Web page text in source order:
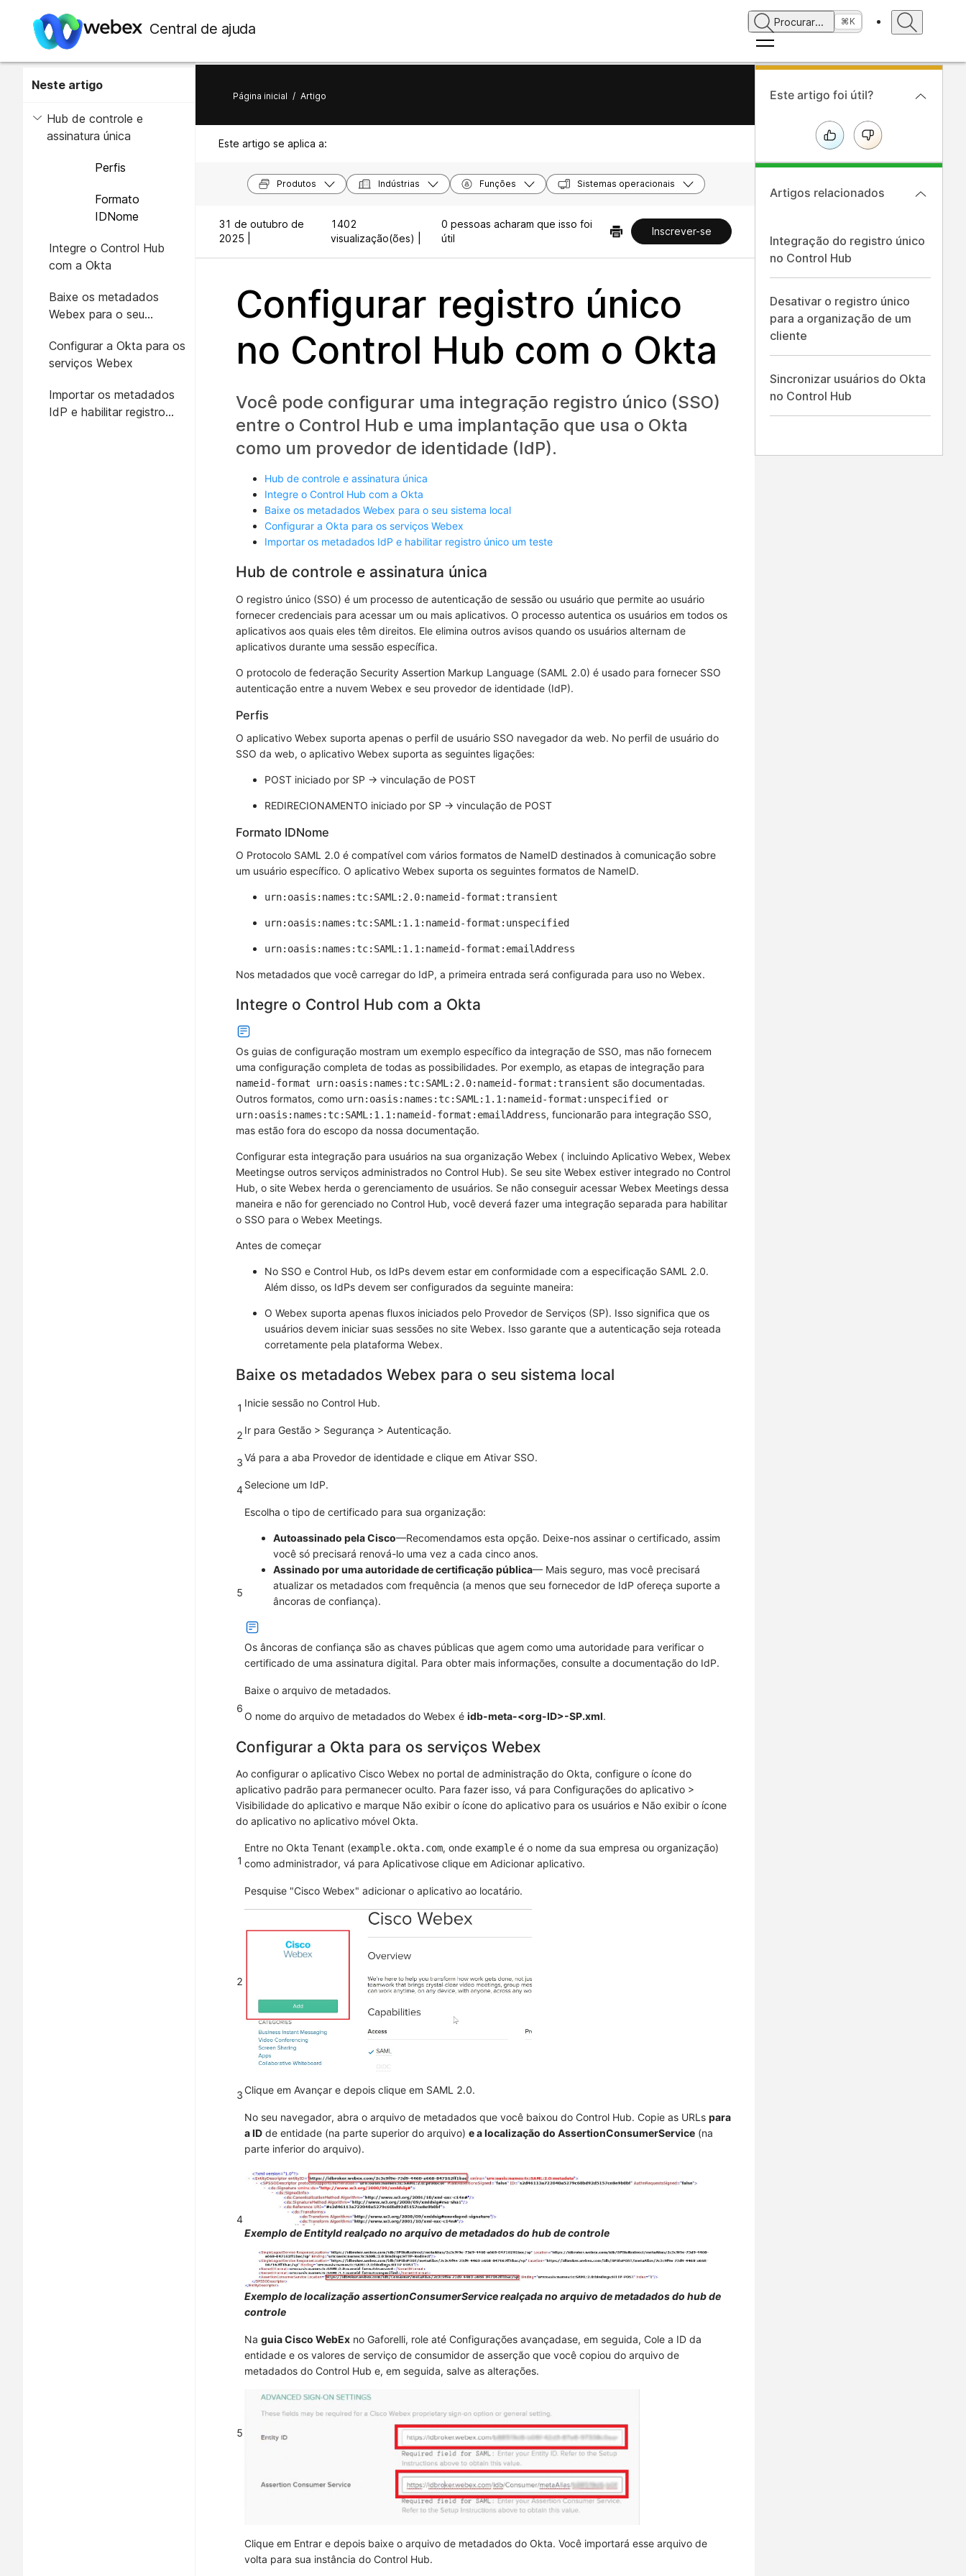
Central de ajuda Procurar... ⌘K
Neste artigo
Hub de controle e
assinatura única
Perfis
Formato
IDNome
Integre o Control Hub
com a Okta
Baixe os metadados
Webex para o seu
Configurar a Okta para os
serviços Webex
Importar os metadados
IdP e habilitar registro
Página inicial / Artigo
Este artigo se aplica a:
Produtos Indústrias Funções Sistemas operacionais
31 de outubro de
2025 |
1402
visualização(ões) |
0 pessoas acharam que isso foi
útil
Inscrever-se
Configurar registro único
no Control Hub com o Okta
Você pode configurar uma integração registro único (SSO)
entre o Control Hub e uma implantação que usa o Okta
como um provedor de identidade (IdP).
Hub de controle e assinatura única
Integre o Control Hub com a Okta
Baixe os metadados Webex para o seu sistema local
Configurar a Okta para os serviços Webex
Importar os metadados IdP e habilitar registro único um teste
Hub de controle e assinatura única
O registro único (SSO) é um processo de autenticação de sessão ou usuário que permite ao usuário
fornecer credenciais para acessar um ou mais aplicativos. O processo autentica os usuários em todos os
aplicativos aos quais eles têm direitos. Ele elimina outros avisos quando os usuários alternam de
aplicativos durante uma sessão específica.
O protocolo de federação Security Assertion Markup Language (SAML 2.0) é usado para fornecer SSO
autenticação entre a nuvem Webex e seu provedor de identidade (IdP).
Perfis
O aplicativo Webex suporta apenas o perfil de usuário SSO navegador da web. No perfil de usuário do
SSO da web, o aplicativo Webex suporta as seguintes ligações:
POST iniciado por SP -> vinculação de POST
REDIRECIONAMENTO iniciado por SP -> vinculação de POST
Formato IDNome
O Protocolo SAML 2.0 é compatível com vários formatos de NameID destinados à comunicação sobre
um usuário específico. O aplicativo Webex suporta os seguintes formatos de NameID.
urn:oasis:names:tc:SAML:2.0:nameid-format:transient
urn:oasis:names:tc:SAML:1.1:nameid-format:unspecified
urn:oasis:names:tc:SAML:1.1:nameid-format:emailAddress
Nos metadados que você carregar do IdP, a primeira entrada será configurada para uso no Webex.
Integre o Control Hub com a Okta
Os guias de configuração mostram um exemplo específico da integração de SSO, mas não fornecem
uma configuração completa de todas as possibilidades. Por exemplo, as etapas de integração para
nameid-format urn:oasis:names:tc:SAML:2.0:nameid-format:transient são documentadas.
Outros formatos, como urn:oasis:names:tc:SAML:1.1:nameid-format:unspecified or
urn:oasis:names:tc:SAML:1.1:nameid-format:emailAddress, funcionarão para integração SSO,
mas estão fora do escopo da nossa documentação.
Configurar esta integração para usuários na sua organização Webex ( incluindo Aplicativo Webex, Webex
Meetingse outros serviços administrados no Control Hub). Se seu site Webex estiver integrado no Control
Hub, o site Webex herda o gerenciamento de usuários. Se não conseguir acessar Webex Meetings dessa
maneira e não for gerenciado no Control Hub, você deverá fazer uma integração separada para habilitar
o SSO para o Webex Meetings.
Antes de começar
No SSO e Control Hub, os IdPs devem estar em conformidade com a especificação SAML 2.0.
Além disso, os IdPs devem ser configurados da seguinte maneira:
O Webex suporta apenas fluxos iniciados pelo Provedor de Serviços (SP). Isso significa que os
usuários devem iniciar suas sessões no site Webex. Isso garante que a autenticação seja roteada
corretamente pela plataforma Webex.
Baixe os metadados Webex para o seu sistema local
1 Inicie sessão no Control Hub.
2 Ir para Gestão > Segurança > Autenticação.
3Vá para a aba Provedor de identidade e clique em Ativar SSO.
4Selecione um IdP.
5
Escolha o tipo de certificado para sua organização:
Autoassinado pela Cisco—Recomendamos esta opção. Deixe-nos assinar o certificado, assim
você só precisará renová-lo uma vez a cada cinco anos.
Assinado por uma autoridade de certificação pública— Mais seguro, mas você precisará
atualizar os metadados com frequência (a menos que seu fornecedor de IdP ofereça suporte a
âncoras de confiança).
Os âncoras de confiança são as chaves públicas que agem como uma autoridade para verificar o
certificado de uma assinatura digital. Para obter mais informações, consulte a documentação do IdP.
6
Baixe o arquivo de metadados.
O nome do arquivo de metadados do Webex é idb-meta-<org-ID>-SP.xml.
Configurar a Okta para os serviços Webex
Ao configurar o aplicativo Cisco Webex no portal de administração do Okta, configure o ícone do
aplicativo padrão para permanecer oculto. Para fazer isso, vá para Configurações do aplicativo >
Visibilidade do aplicativo e marque Não exibir o ícone do aplicativo para os usuários e Não exibir o ícone
do aplicativo no aplicativo móvel Okta.
1
Entre no Okta Tenant (example.okta.com, onde example é o nome da sua empresa ou organização)
como administrador, vá para Aplicativose clique em Adicionar aplicativo.
2
Pesquise Cisco Webex adicionar o aplicativo ao locatário.
3 Clique em Avançar e depois clique em SAML 2.0.
4
No seu navegador, abra o arquivo de metadados que você baixou do Control Hub. Copie as URLs para
a ID de entidade (na parte superior do arquivo) e a localização do AssertionConsumerService (na
parte inferior do arquivo).
Exemplo de EntityId realçado no arquivo de metadados do hub de controle
Exemplo de localização assertionConsumerService realçada no arquivo de metadados do hub de
controle
5
Na guia Cisco WebEx no Gaforelli, role até Configurações avançadase, em seguida, Cole a ID da
entidade e os valores de serviço de consumidor de asserção que você copiou do arquivo de
metadados do Control Hub e, em seguida, salve as alterações.
Clique em Entrar e depois baixe o arquivo de metadados do Okta. Você importará esse arquivo de
volta para sua instância do Control Hub.
Este artigo foi útil?
Artigos relacionados
Integração do registro único
no Control Hub
Desativar o registro único
para a organização de um
cliente
Sincronizar usuários do Okta
no Control Hub